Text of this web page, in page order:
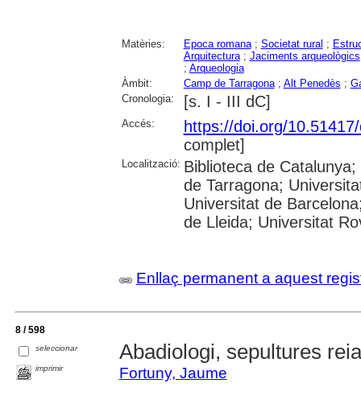
Matèries: Epoca romana; Societat rural ;
Arquitectura; Jaciments arqueològics
; Arqueologia
Àmbit:
Camp de Tarragona; Alt Penedès ;
Cronologia:
[s. I - III dC]
Accés:
https://doi.org/
complet]
Localització: Biblioteca de
de Tarragona;
Universitat de
de Lleida; Universitat
Enllaç permanent a aquest
8 / 598
seleccionar
imprimir
Abadiologi, sepultures
Fortuny, Jaume